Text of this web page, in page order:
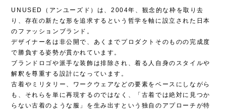
UNUSED（アンユーズド）は、2004年、観念的な枠を取り去
り、存在の新たな形を追求するという哲学を軸に設立された日本
のファッションブランド。
デザイナー名は非公開で、あくまでプロダクトそのものの完成度
で勝負する姿勢が貫かれています。
ブランドロゴや派手な装飾は排除され、着る人自身のスタイルや
解釈を尊重する設計になっています。
古着やミリタリー、ワークウェアなどの要素をベースにしながら
も、それらを単に再現するのではなく、「古着では絶対に見つか
らない古着のような服」を生み出すという独自のアプローチが特